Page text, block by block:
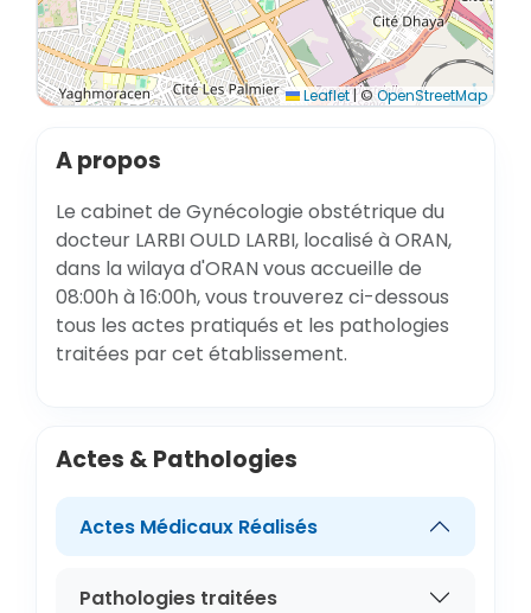
Leaflet|©OpenStreetMap
A propos
Le cabinet de Gynécologie obstétrique du
docteur LARBI OULD LARBI, localisé à ORAN,
dans la wilaya d'ORAN vous accueille de
08:00h à 16:00h, vous trouverez ci-dessous
tous les actes pratiqués et les pathologies
traitées par cet établissement.
Actes & Pathologies
Actes Médicaux Réalisés
Pathologies traitées